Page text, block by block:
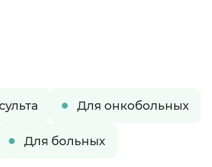
Для онкобольных
Для больных